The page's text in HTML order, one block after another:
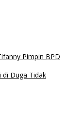
Pimpin BPD
di Duga Tidak